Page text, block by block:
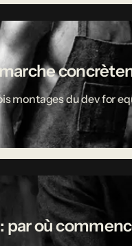
montages du dev for
par où